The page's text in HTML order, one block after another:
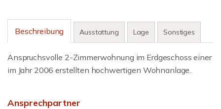
Beschreibung Ausstattung Lage Sonstiges
Anspruchsvolle 2-Zimmerwohnung im Erdgeschoss einer
im Jahr 2006 erstellten hochwertigen Wohnanlage.
Ansprechpartner